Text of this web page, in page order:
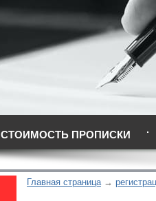
СТОИМОСТЬ ПРОПИСКИ
Главная страница